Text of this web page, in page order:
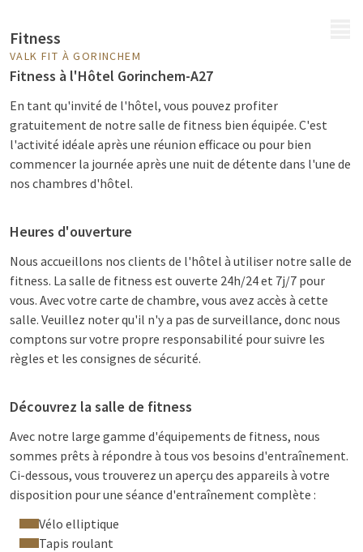
Fitness
VALK FIT À GORINCHEM
Fitness à l'Hôtel Gorinchem-A27
En tant qu'invité de l'hôtel, vous pouvez profiter
gratuitement de notre salle de fitness bien équipée. C'est
l'activité idéale après une réunion efficace ou pour bien
commencer la journée après une nuit de détente dans l'une de
nos chambres d'hôtel.
Heures d'ouverture
Nous accueillons nos clients de l'hôtel à utiliser notre salle de
fitness. La salle de fitness est ouverte 24h/24 et 7j/7 pour
vous. Avec votre carte de chambre, vous avez accès à cette
salle. Veuillez noter qu'il n'y a pas de surveillance, donc nous
comptons sur votre propre responsabilité pour suivre les
règles et les consignes de sécurité.
Découvrez la salle de fitness
Avec notre large gamme d'équipements de fitness, nous
sommes prêts à répondre à tous vos besoins d'entraînement.
Ci-dessous, vous trouverez un aperçu des appareils à votre
disposition pour une séance d'entraînement complète :
Vélo elliptique
Tapis roulant